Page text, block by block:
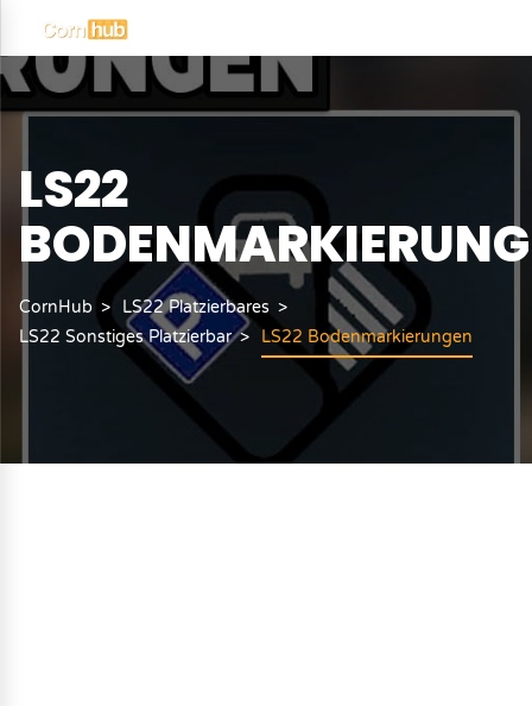
LS22
CornHub
LS22 Platzierbares
LS22 Sonstiges Platzierbar
LS22 Bodenmarkierungen